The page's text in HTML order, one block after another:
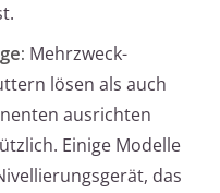
Mehrzweck-
lösen als auch
ausrichten
Einige Modelle
das